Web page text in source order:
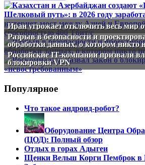
Иран угрожает отключить весь мир
Разрыв в безопасности и
обработки данных, о котором никто
Российские IT-компании призвали
блокировки VPN
Популярное
Что такое андроид-робот?
Оборудование Центра
(ЦОД): Полный обзор
Отдых в горах Адыгеи
Щенки Вельш Корги Пемброк в